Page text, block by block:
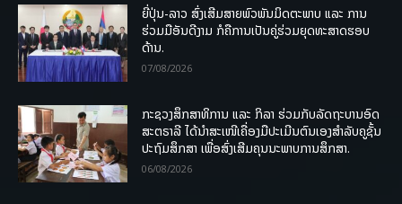
ຍີ່ປຸ່ນ-ລາວ ສົ່ງເສີມສາຍພົວພັນມິດຕະພາບ ແລະ ການ
ຮ່ວມມືອັນດີງາມ ກໍຄືການເປັນຄູ່ຮ່ວມຍຸດທະສາດຮອບ
ດ້ານ.
07/08/2026
ກະຊວງສຶກສາທິການ ແລະ ກິລາ ຮ່ວມກັບລັດຖະບານອົດ
ສະຕຣາລີ ໄດ້ນຳສະເໜີເຄື່ອງມືປະເມີນຕົນເອງສຳລັບຄູຊັ້ນ
ປະຖົມສຶກສາ ເພື່ອສົ່ງເສີມຄຸນນະພາບການສຶກສາ.
06/08/2026